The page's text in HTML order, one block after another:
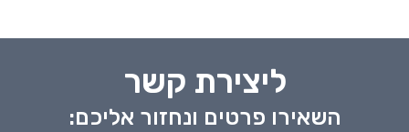
ליצירת קשר
השאירו פרטים ונחזור אליכם: